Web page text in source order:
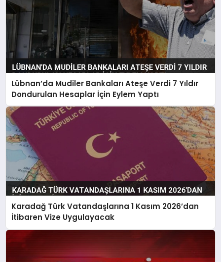
Lübnan’da Mudiler Bankaları Ateşe Verdi 7 Yıldır
Dondurulan Hesaplar İçin Eylem Yaptı
Karadağ Türk Vatandaşlarına 1 Kasım 2026’dan
İtibaren Vize Uygulayacak